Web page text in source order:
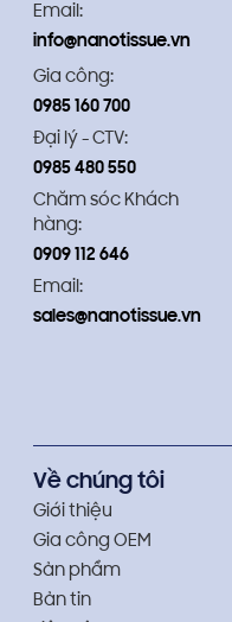
Email:
info@nanotissue.vn
Gia công:
0985 160 700
Đại lý - CTV:
0985 480 550
Chăm sóc Khách
hàng:
0909 112 646
Email:
sales@nanotissue.vn
Về chúng tôi
Giới thiệu
Gia công OEM
Sản phẩm
Bản tin